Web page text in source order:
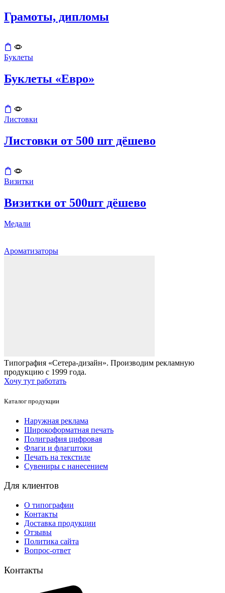
Грамоты, дипломы
Буклеты
Буклеты «Евро»
Листовки
Листовки от 500 шт дёшево
Визитки
Визитки от 500шт дёшево
Медали
Ароматизаторы
Типография «Сетера-дизайн». Производим рекламную
продукцию с 1999 года.
Хочу тут работать
Каталог продукции
Наружная реклама
Широкоформатная печать
Полиграфия цифровая
Флаги и флагштоки
Печать на текстиле
Сувениры с нанесением
Для клиентов
О типографии
Контакты
Доставка продукции
Отзывы
Политика сайта
Вопрос-ответ
Контакты